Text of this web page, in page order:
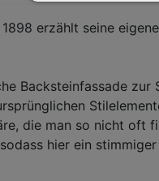
erzählt seine
Backsteinfassade zur
die man so nicht oft
hier ein